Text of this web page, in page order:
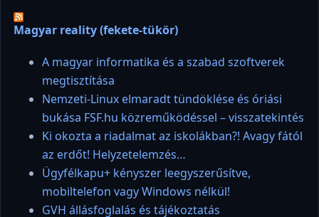
Magyar reality (fekete-tükör)
A magyar informatika és a szabad szoftverek
megtisztítása
Nemzeti-Linux elmaradt tündöklése és óriási
bukása FSF.hu közreműködéssel – visszatekintés
Ki okozta a riadalmat az iskolákban?! Avagy fától
az erdőt! Helyzetelemzés…
Ügyfélkapu+ kényszer leegyszerűsítve,
mobiltelefon vagy Windows nélkül!
GVH állásfoglalás és tájékoztatás